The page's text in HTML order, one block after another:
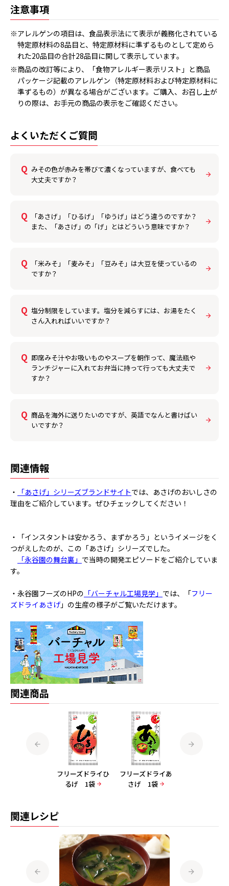
注意事項
※アレルゲンの項目は、食品表示法にて表示が義務化されている
特定原材料の8品目と、特定原材料に準ずるものとして定めら
れた20品目の合計28品目に関して表示しています。
※商品の改訂等により、「食物アレルギー表示リスト」と商品
パッケージ記載のアレルゲン（特定原材料および特定原材料に
準ずるもの）が異なる場合がございます。ご購入、お召し上が
りの際は、お手元の商品の表示をご確認ください。
よくいただくご質問
みその色が赤みを帯びて濃くなっていますが、食べても
大丈夫ですか？
「あさげ」「ひるげ」「ゆうげ」はどう違うのですか？
また、「あさげ」の「げ」とはどういう意味ですか？
「米みそ」「麦みそ」「豆みそ」は大豆を使っているの
ですか？
塩分制限をしています。塩分を減らすには、お湯をたく
さん入れればいいですか？
即席みそ汁やお吸いものやスープを朝作って、魔法瓶や
ランチジャーに入れてお弁当に持って行っても大丈夫で
すか？
商品を海外に送りたいのですが、英語でなんと書けばい
いですか？
関連情報
・ 「あさげ」シリーズブランドサイトでは、あさげのおいしさの
理由をご紹介しています。ぜひチェックしてください！
・「インスタントは安かろう、まずかろう」というイメージをく
つがえしたのが、この「あさげ」シリーズでした。
「永谷園の舞台裏」 で当時の開発エピソードをご紹介していま
す。
・永谷園フーズのHPの 「バーチャル工場見学」 では、「フリー
ズドライあさげ」の生産の様子がご覧いただけます。
関連商品
フリーズドライひ
るげ 1袋
フリーズドライあ
さげ 1袋
関連レシピ